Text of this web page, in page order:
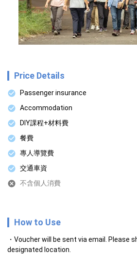
Price Details
Passenger insurance
Accommodation
DIY課程+材料費
餐費
專人導覽費
交通車資
不含個人消費
How to Use
Voucher will be sent via email. Please
designated location.